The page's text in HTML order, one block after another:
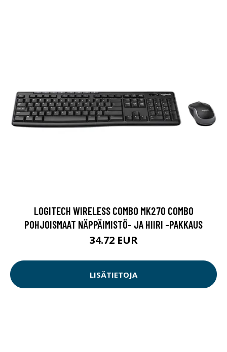
LOGITECH WIRELESS COMBO MK270 COMBO
POHJOISMAAT NÄPPÄIMISTÖ- JA HIIRI -PAKKAUS
34.72 EUR
LISÄTIETOJA